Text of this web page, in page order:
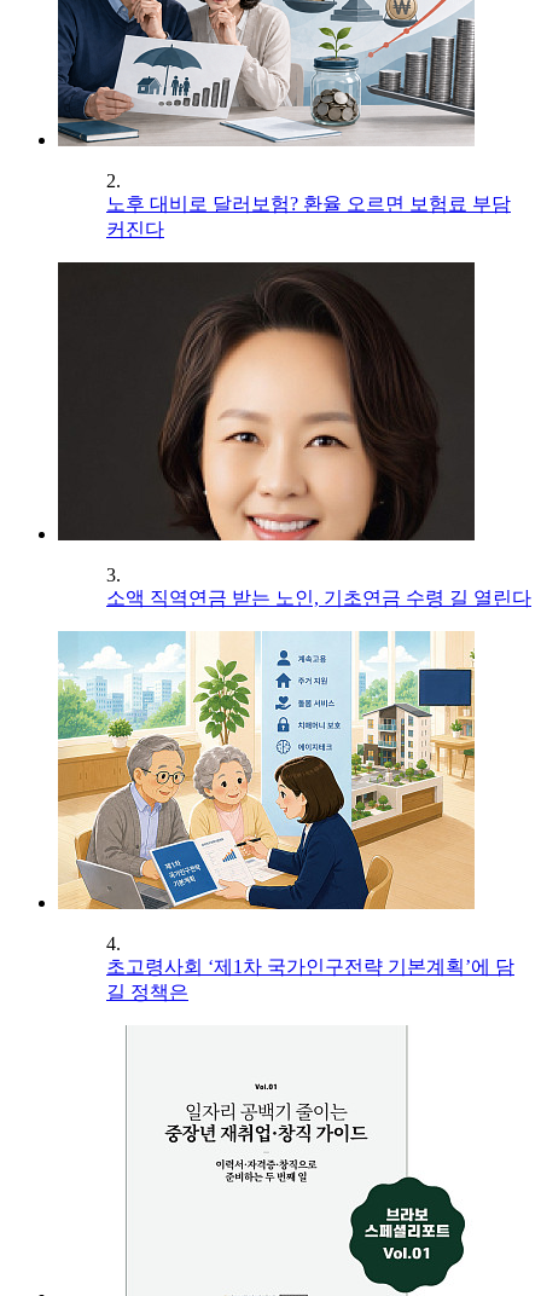
2.
노후 대비로 달러보험? 환율 오르면 보험료 부담
커진다
3.
소액 직역연금 받는 노인, 기초연금 수령 길 열린다
4.
초고령사회 ‘제1차 국가인구전략 기본계획’에 담
길 정책은